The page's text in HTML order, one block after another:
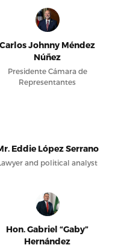
Carlos Johnny Méndez
Núñez
Presidente Cámara de
Representantes
Eddie López Serrano
and political analyst
Hon. Gabriel “Gaby”
Hernández